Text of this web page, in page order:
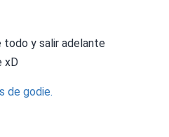
todo y salir adelante
xD
de godie.